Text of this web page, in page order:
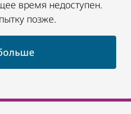
время недоступен.
позже.